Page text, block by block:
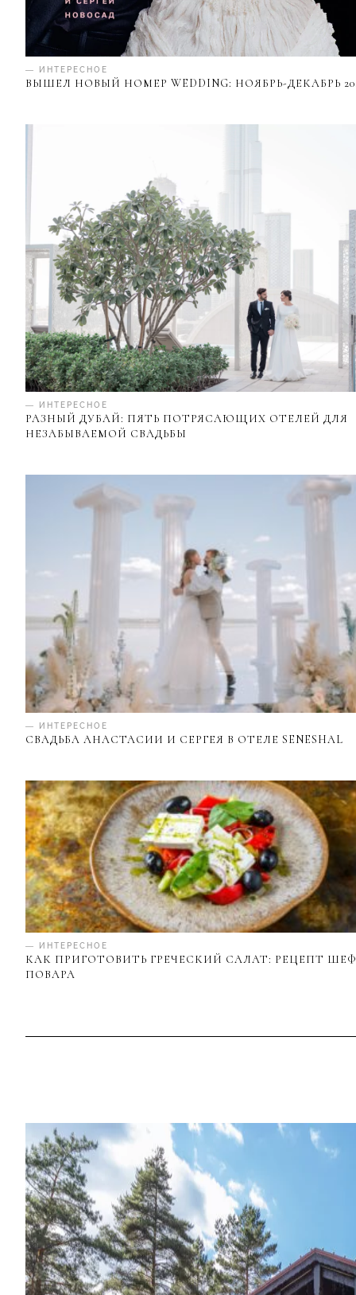
— ИНТЕРЕСНОЕ
ВЫШЕЛ НОВЫЙ НОМЕР WEDDING: НОЯБРЬ-ДЕКАБРЬ
— ИНТЕРЕСНОЕ
РАЗНЫЙ ДУБАЙ: ПЯТЬ ПОТРЯСАЮЩИХ ОТЕЛЕЙ ДЛЯ
НЕЗАБЫВАЕМОЙ СВАДЬБЫ
— ИНТЕРЕСНОЕ
СВАДЬБА АНАСТАСИИ И СЕРГЕЯ В ОТЕЛЕ SENESHAL
— ИНТЕРЕСНОЕ
КАК ПРИГОТОВИТЬ ГРЕЧЕСКИЙ САЛАТ: РЕЦЕПТ
ПОВАРА